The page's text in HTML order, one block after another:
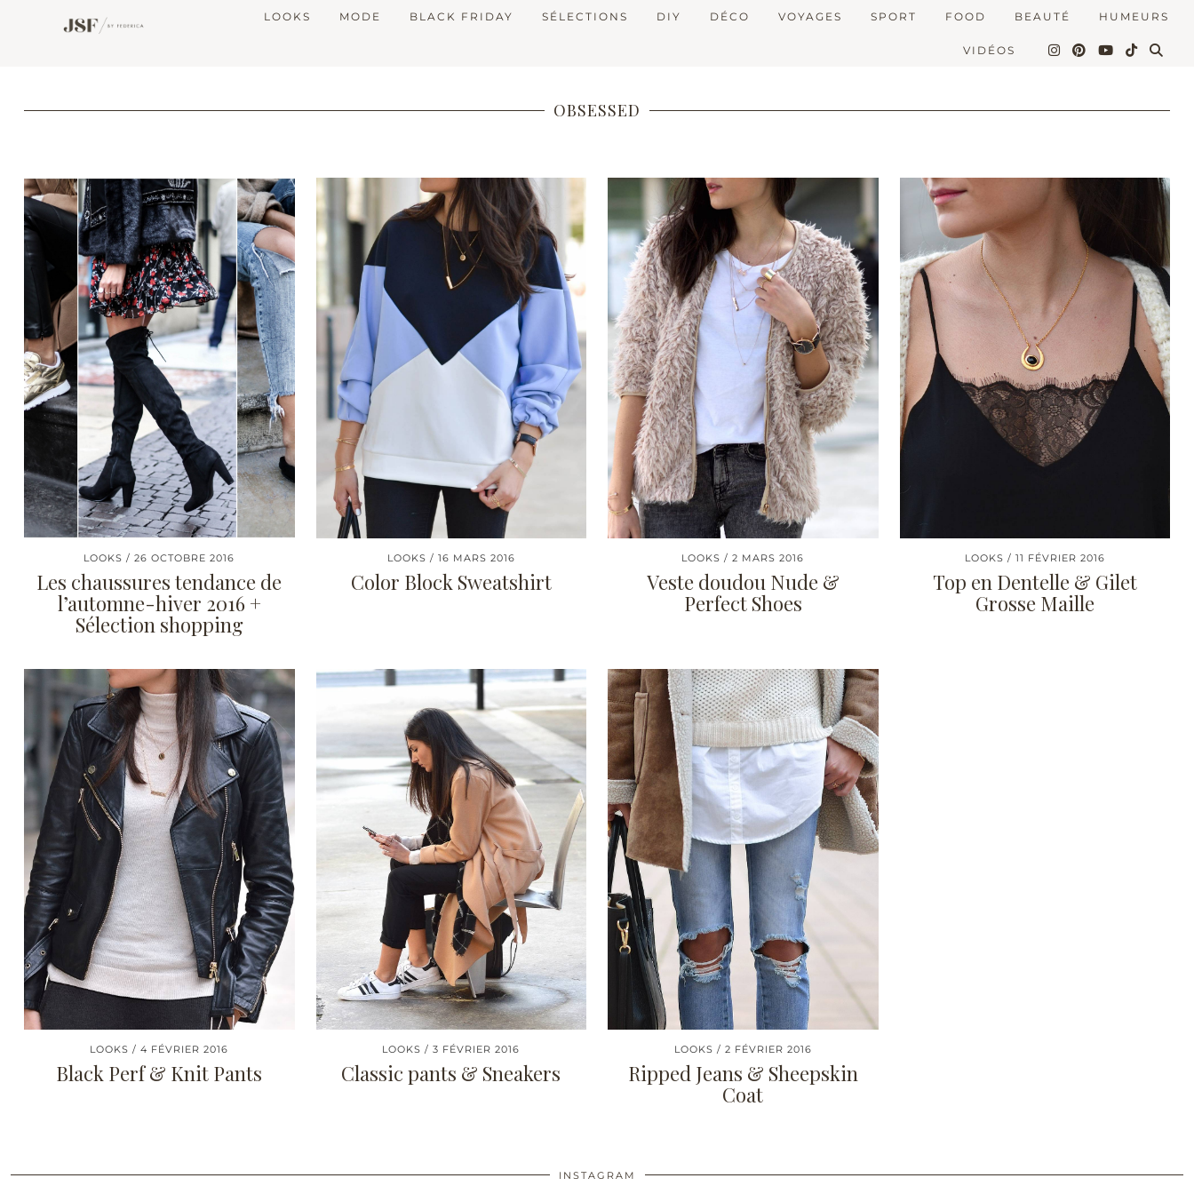
LOOKS MODE BLACK FRIDAY SÉLECTIONS DIY DÉCO VOYAGES SPORT FOOD BEAUTÉ HUMEURS
VIDÉOS
OBSESSED
LOOKS 26 OCTOBRE 2016
Les chaussures tendance de
l’automne-hiver 2016 +
Sélection shopping
LOOKS 16 MARS 2016
Color Block Sweatshirt
LOOKS 2 MARS 2016
Veste doudou Nude &
Perfect Shoes
LOOKS 11 FÉVRIER 2016
Top en Dentelle & Gilet
Grosse Maille
LOOKS 4 FÉVRIER 2016
Black Perf & Knit Pants
LOOKS 3 FÉVRIER 2016
Classic pants & Sneakers
LOOKS 2 FÉVRIER 2016
Ripped Jeans & Sheepskin
Coat
INSTAGRAM